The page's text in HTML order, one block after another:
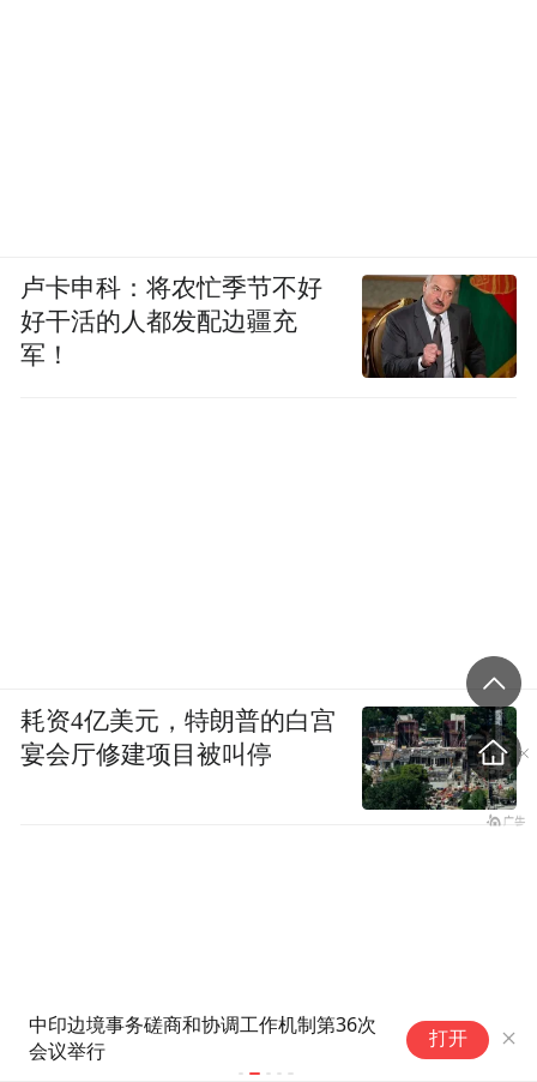
中印边境事务磋商和协调工作机制第36次
会议举行
打开
卢卡申科：将农忙季节不好
好干活的人都发配边疆充
军！
耗资4亿美元，特朗普的白宫
宴会厅修建项目被叫停